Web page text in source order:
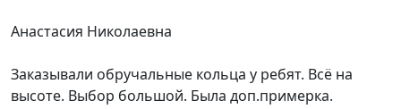
Анастасия Николаевна
Заказывали обручальные кольца у ребят. Всё на
высоте. Выбор большой. Была доп.примерка.